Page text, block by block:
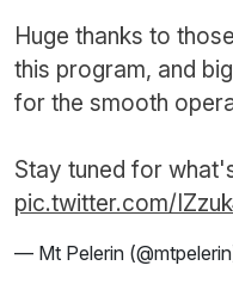
Huge thanks to
this program, and
for the smooth
Stay tuned for
pic.twitter.com/
— Mt Pelerin